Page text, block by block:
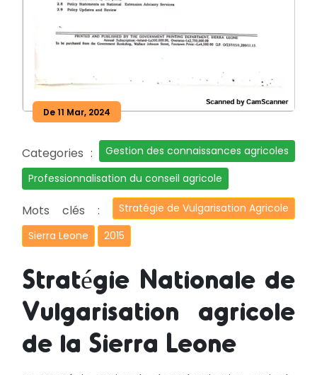
De 11 Mar, 2024
Categories :
Gestion des connaissances agricoles
Professionnalisation du conseil agricole
Mots clés :
Stratégie de Vulgarisation Agricole
Sierra Leone
2015
Stratégie Nationale de
Vulgarisation agricole
de la Sierra Leone